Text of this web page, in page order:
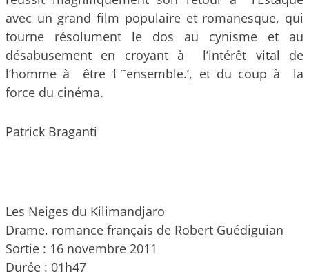
avec un grand film populaire et romanesque, qui
tourne résolument le dos au cynisme et au
désabusement en croyant à l’intérêt vital de
l’homme à être †˜ensemble.’, et du coup à la
force du cinéma.
Patrick Braganti
Les Neiges du Kilimandjaro
Drame, romance français de Robert Guédiguian
Sortie : 16 novembre 2011
Durée : 01h47